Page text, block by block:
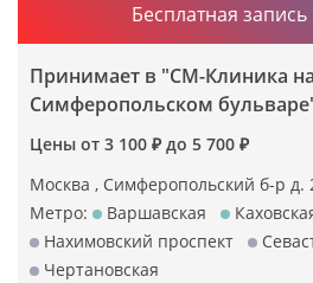
Бесплатная
Принимает в "СМ-Клиника на
Симферопольском
Цены от 3 100 ₽ до 5 700 ₽
Москва , Симферопольский б-р д.
Метро:
Варшавская
Нахимовский проспект
Чертановская